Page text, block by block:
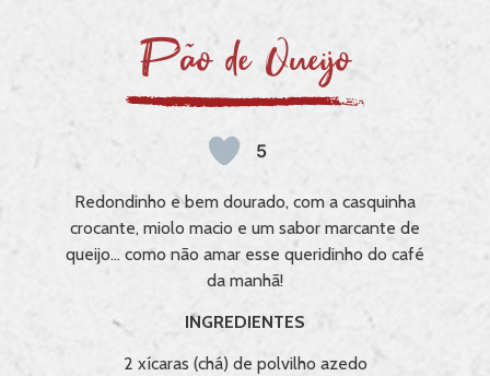
Pão de Queijo
5
Redondinho e bem dourado, com a casquinha
crocante, miolo macio e um sabor marcante de
queijo… como não amar esse queridinho do café
da manhã!
INGREDIENTES
2 xícaras (chá) de polvilho azedo